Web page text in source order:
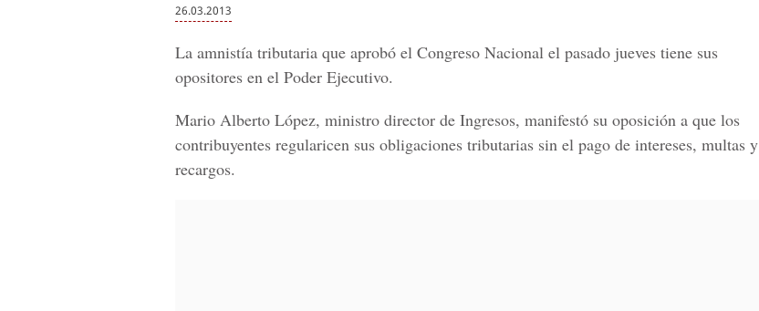
26.03.2013
La amnistía tributaria que aprobó el Congreso Nacional el pasado jueves tiene sus
opositores en el Poder Ejecutivo.
Mario Alberto López, ministro director de Ingresos, manifestó su oposición a que los
contribuyentes regularicen sus obligaciones tributarias sin el pago de intereses, multas y
recargos.